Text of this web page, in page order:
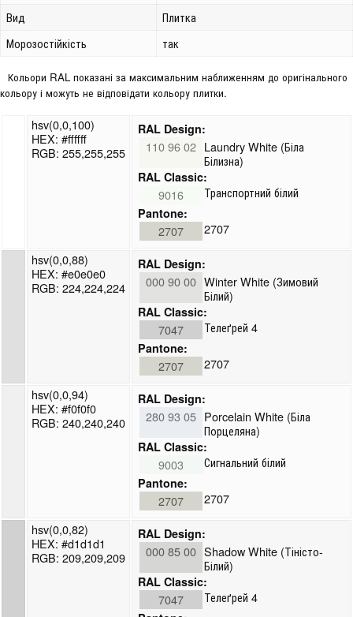
Вид
Плитка
Морозостійкість
так
Кольори RAL показані за максимальним наближенням до оригінального
кольору і можуть не відповідати кольору плитки.
hsv(0,0,100)
HEX: #ffffff
RGB: 255,255,255
RAL Design:
110 96 02 Laundry White (Біла
Білизна)
RAL Classic:
9016 Транспортний білий
Pantone:
2707
2707
hsv(0,0,88)
HEX: #e0e0e0
RGB: 224,224,224
RAL Design:
000 90 00 Winter White (Зимовий
Білий)
RAL Classic:
7047 Телеґрей 4
Pantone:
2707
2707
hsv(0,0,94)
HEX: #f0f0f0
RGB: 240,240,240
RAL Design:
280 93 05 Porcelain White (Біла
Порцеляна)
RAL Classic:
9003 Сигнальний білий
Pantone:
2707
2707
hsv(0,0,82)
HEX: #d1d1d1
RGB: 209,209,209
RAL Design:
000 85 00 Shadow White (Тіністо-
Білий)
RAL Classic:
7047 Телеґрей 4